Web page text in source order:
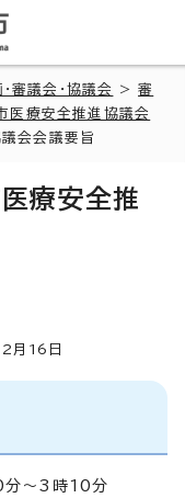
審議会・協議会 >審
医療安全推進協議会
会会議要旨
療安全推
月 16 日
分～3時10分